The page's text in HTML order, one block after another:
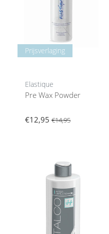
Prijsverlaging
Elastique
Pre Wax Powder
€12,95 €14,95